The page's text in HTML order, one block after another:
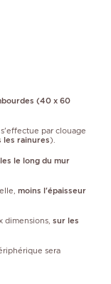
(40 x 60
par clouage
les rainures).
le long du mur
moins l'épaisseur
dimensions, sur les
sera